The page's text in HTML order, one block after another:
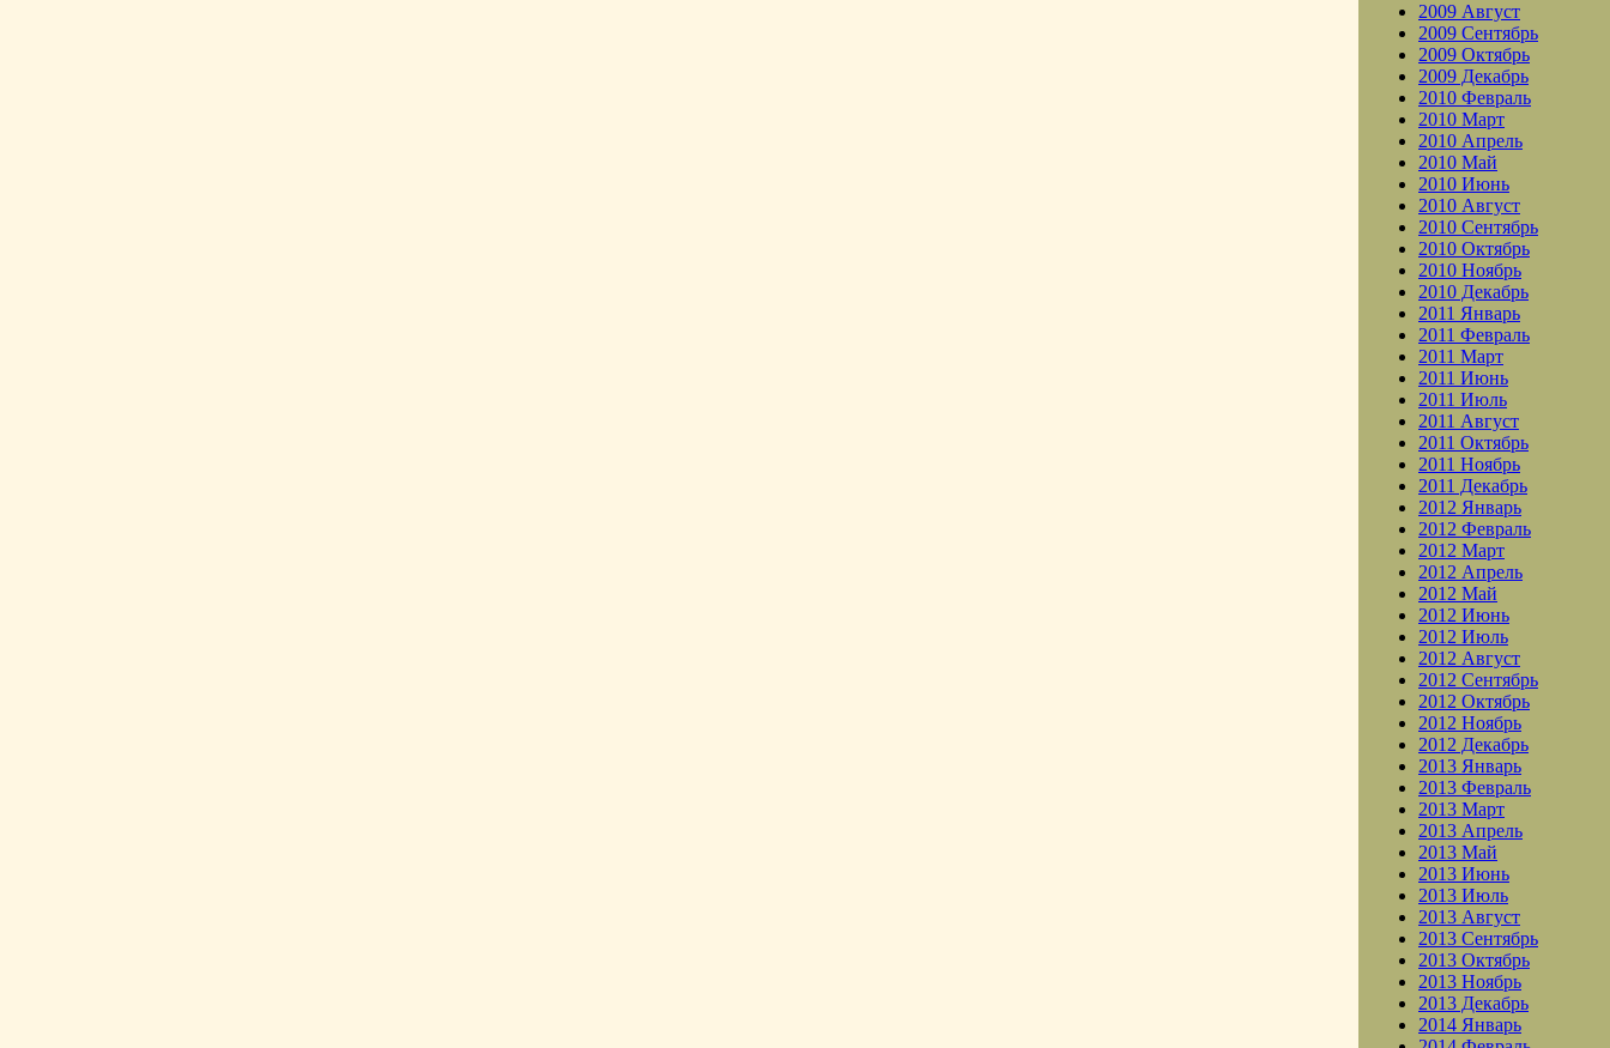
2009 Август
2009 Сентябрь
2009 Октябрь
2009 Декабрь
2010 Февраль
2010 Март
2010 Апрель
2010 Май
2010 Июнь
2010 Август
2010 Сентябрь
2010 Октябрь
2010 Ноябрь
2010 Декабрь
2011 Январь
2011 Февраль
2011 Март
2011 Июнь
2011 Июль
2011 Август
2011 Октябрь
2011 Ноябрь
2011 Декабрь
2012 Январь
2012 Февраль
2012 Март
2012 Апрель
2012 Май
2012 Июнь
2012 Июль
2012 Август
2012 Сентябрь
2012 Октябрь
2012 Ноябрь
2012 Декабрь
2013 Январь
2013 Февраль
2013 Март
2013 Апрель
2013 Май
2013 Июнь
2013 Июль
2013 Август
2013 Сентябрь
2013 Октябрь
2013 Ноябрь
2013 Декабрь
2014 Январь